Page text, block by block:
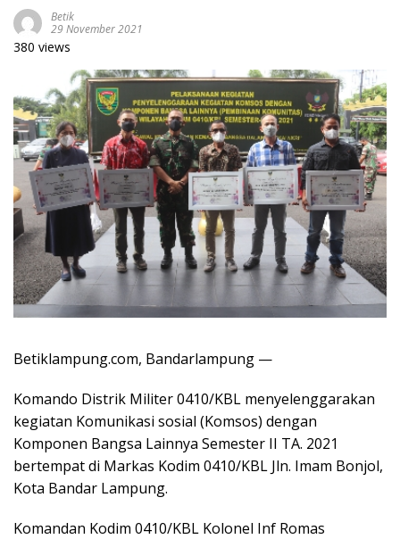
Betik
29 November 2021
380 views
Betiklampung.com, Bandarlampung —
Komando Distrik Militer 0410/KBL menyelenggarakan
kegiatan Komunikasi sosial (Komsos) dengan
Komponen Bangsa Lainnya Semester II TA. 2021
bertempat di Markas Kodim 0410/KBL Jln. Imam Bonjol,
Kota Bandar Lampung.
Komandan Kodim 0410/KBL Kolonel Inf Romas